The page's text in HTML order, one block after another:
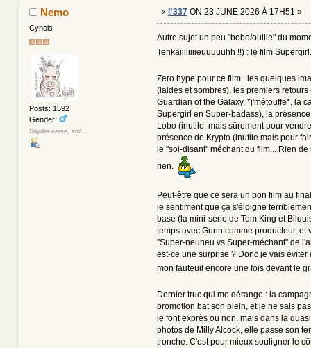
Nemo
Cynois
Posts: 1592
Gender:
Snyder-verse, snif...
« #337ON 23 JUNE 2026 À 17H51 »
Autre sujet un peu "bobo/ouille" du
Tenkaiiiiiiiieuuuuuhh !!) : le film
Zero hype pour ce film : les quelques
(laides et sombres), les premiers retours
Guardian of the Galaxy, *j'métouffe*, la
Supergirl en Super-badass), la
Lobo (inutile, mais sûrement pour
présence de Krypto (inutile mais pour
le "soi-disant" méchant du film... Rien
rien.
Peut-être que ce sera un bon film au
le sentiment que ça s'éloigne
base (la mini-série de Tom King et
temps avec Gunn comme producteur, et
"Super-neuneu vs Super-méchant" de
est-ce une surprise ? Donc je vais éviter
mon fauteuil encore une fois devant le
Dernier truc qui me dérange : la
promotion bat son plein, et je ne sais
le font exprès ou non, mais dans la
photos de Milly Alcock, elle passe son
tronche. C'est pour mieux souligner le